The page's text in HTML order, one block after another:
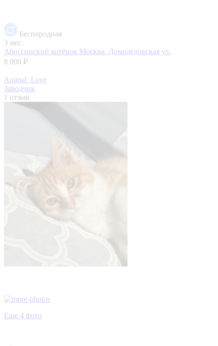
Беспородная
3 мес.
Абиссинский котёнок Москва, Домодедовская ул.
8 000 ₽
Animal_Love
Заводчик
1 отзыв
Еще 4 фото